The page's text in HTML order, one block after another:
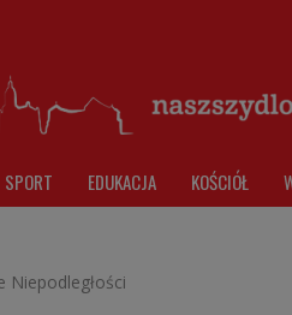
SPORT EDUKACJA KOŚCIÓŁ
Niepodległości